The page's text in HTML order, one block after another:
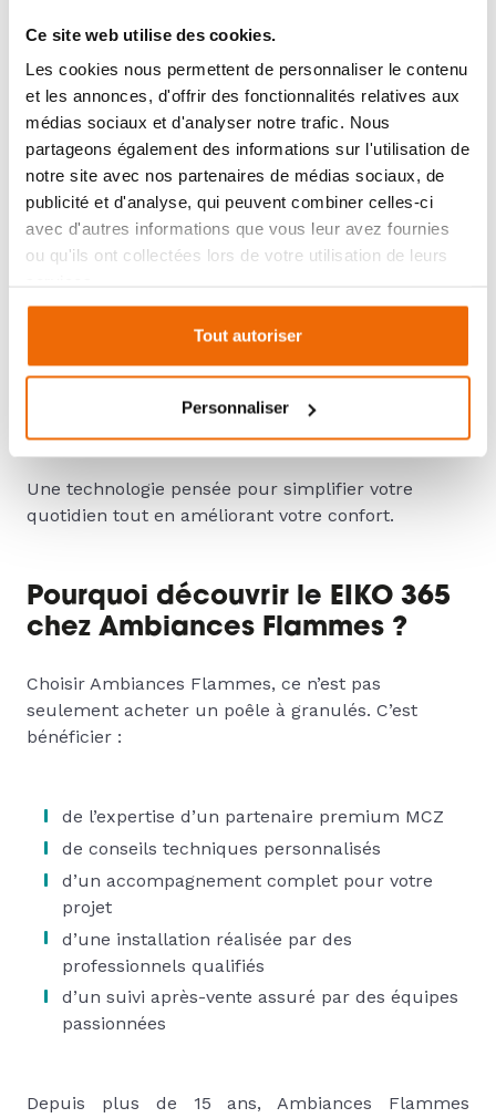
Ce site web utilise des cookies.
Les cookies nous permettent de personnaliser le contenu
et les annonces, d'offrir des fonctionnalités relatives aux
médias sociaux et d'analyser notre trafic. Nous
partageons également des informations sur l'utilisation de
notre site avec nos partenaires de médias sociaux, de
publicité et d'analyse, qui peuvent combiner celles-ci
avec d'autres informations que vous leur avez fournies
ou qu'ils ont collectées lors de votre utilisation de leurs
Tout autoriser
Personnaliser
une consommation électrique très réduite, ce
système permet de conserver une température
agréable dans votre pièce pendant les périodes
estivales. Le poêle dispose également du système
connecté Maestro+ permettant de piloter votre
appareil directement depuis votre smartphone.
Vous pouvez ainsi :
gérer les horaires
activer le mode rafraîchissement
suivre votre consommation énergétique
recevoir des alertes d’entretien
Une technologie pensée pour simplifier votre
quotidien tout en améliorant votre confort.
Pourquoi découvrir le EIKO 365
chez Ambiances Flammes ?
Choisir Ambiances Flammes, ce n’est pas
seulement acheter un poêle à granulés. C’est
bénéficier :
de l’expertise d’un partenaire premium MCZ
de conseils techniques personnalisés
d’un accompagnement complet pour votre
projet
d’une installation réalisée par des
professionnels qualifiés
d’un suivi après-vente assuré par des équipes
passionnées
Depuis plus de 15 ans, Ambiances Flammes